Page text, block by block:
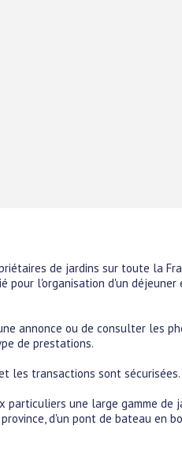
de jardins sur toute la
pour l'organisation d'un
annonce ou de consulter les
de prestations.
les transactions sont sécurisées.
particuliers une large gamme de
d'un pont de bateau en